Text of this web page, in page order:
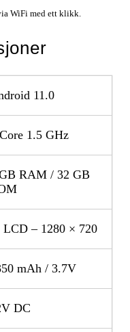
WiFi med ett klikk.
11.0
1.5 GHz
RAM / 32 GB
LCD – 1280 × 720
mAh / 3.7V
DC